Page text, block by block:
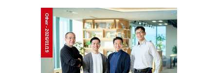
Other - 2026/01/19